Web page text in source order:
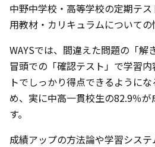
中野中学校・高等学校の定期テ
用教材・カリキュラムについての
WAYSでは、間違えた問題の「解
冒頭での「確認テスト」で学習
トでしっかり得点できるように
め、実に中高一貫校生の82.9％
す。
成績アップの方法論や学習シス